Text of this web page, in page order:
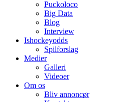
Puckoloco
Big Data
Blog
Interview
Ishockeyodds
Spilforslag
Medier
Galleri
Videoer
Om os
Bliv annoncør